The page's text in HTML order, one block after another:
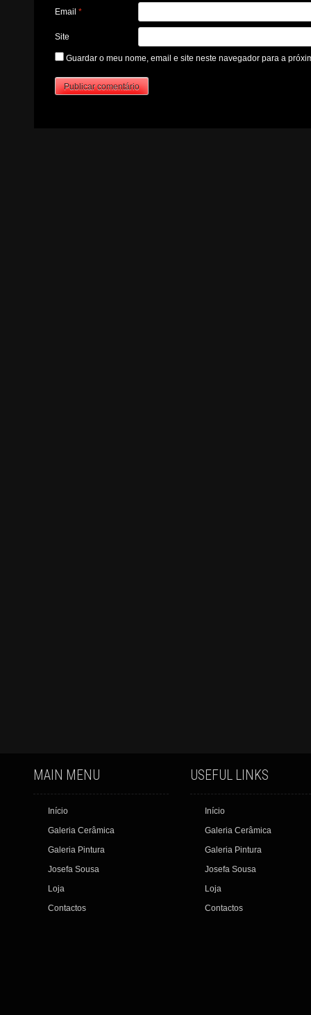
Email*
Site
Guardar o meu nome, email e site neste navegador para a
MAIN MENU
Início
Galeria Cerâmica
Galeria Pintura
Josefa Sousa
Loja
Contactos
USEFUL LINKS
Início
Galeria Cerâmica
Galeria Pintura
Josefa Sousa
Loja
Contactos